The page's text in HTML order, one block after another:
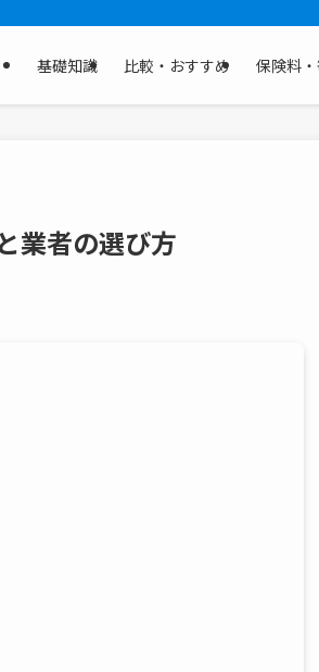
基礎知識 比較・おすすめ 保険料
業者の選び方